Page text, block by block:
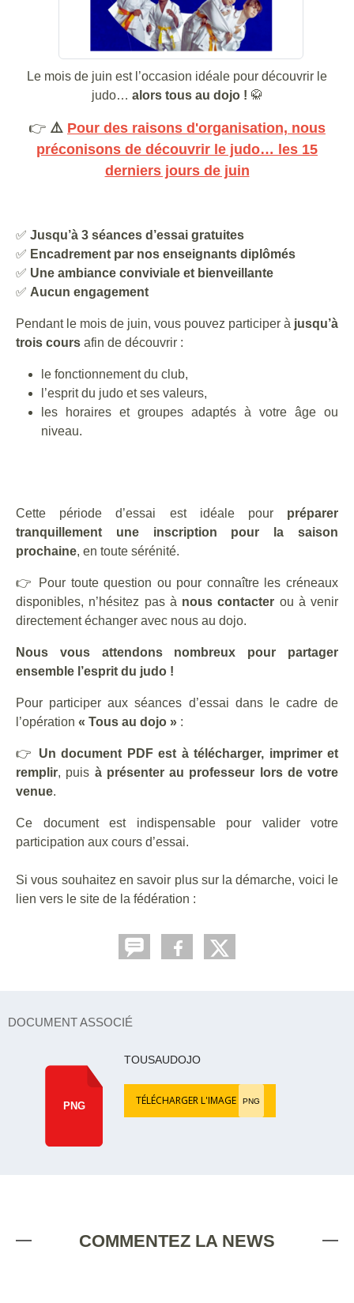
Le mois de juin est l’occasion idéale pour découvrir le
judo… alors tous au dojo ! 🥋
👉 ⚠️ Pour des raisons d'organisation, nous
préconisons de découvrir le judo… les 15
derniers jours de juin
✅ Jusqu’à 3 séances d’essai gratuites
✅ Encadrement par nos enseignants diplômés
✅ Une ambiance conviviale et bienveillante
✅ Aucun engagement
Pendant le mois de juin, vous pouvez participer à jusqu’à
trois cours afin de découvrir :
le fonctionnement du club,
l’esprit du judo et ses valeurs,
les horaires et groupes adaptés à votre âge ou
niveau.
Cette période d’essai est idéale pour préparer
tranquillement une inscription pour la saison
prochaine, en toute sérénité.
👉 Pour toute question ou pour connaître les créneaux
disponibles, n’hésitez pas à nous contacter ou à venir
directement échanger avec nous au dojo.
Nous vous attendons nombreux pour partager
ensemble l’esprit du judo !
Pour participer aux séances d’essai dans le cadre de
l’opération « Tous au dojo » :
👉 Un document PDF est à télécharger, imprimer et
remplir, puis à présenter au professeur lors de votre
venue.
Ce document est indispensable pour valider votre
participation aux cours d’essai.
Si vous souhaitez en savoir plus sur la démarche, voici le
lien vers le site de la fédération :
DOCUMENT ASSOCIÉ
PNG
TOUSAUDOJO
TÉLÉCHARGER L'IMAGE PNG
COMMENTEZ LA NEWS